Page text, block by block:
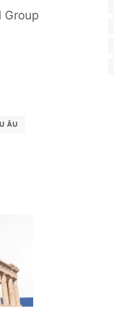
Group
ÂU